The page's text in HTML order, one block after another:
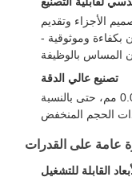
الأجزاء وتقديم
بكفاءة وموثوقية -
تصنيع عالي الدقة
نقوم عادةً بتصنيع تفاوتات تصل إلى ±0.01 مم، حتى بالنسبة
عامة على القدرات